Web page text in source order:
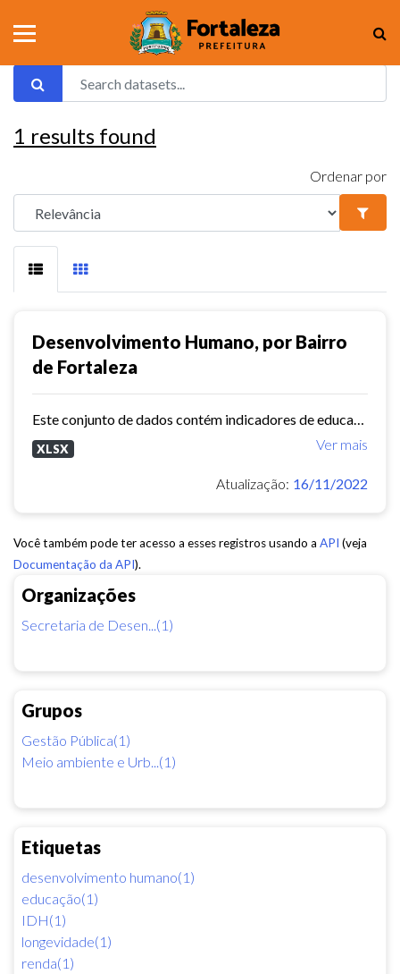
Organizações
Secretaria de Desen...(1)
Grupos
Gestão Pública(1)
Meio ambiente e Urb...(1)
Etiquetas
desenvolvimento humano(1)
educação(1)
IDH(1)
longevidade(1)
renda(1)
1 results found
Ordenar por
Desenvolvimento Humano, por Bairro
de Fortaleza
Ver mais
XLSX
Atualização: 16/11/2022
Você também pode ter acesso a esses registros usando a API (veja
Documentação da API).